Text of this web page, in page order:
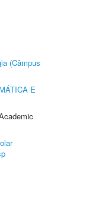
(Câmpus
E